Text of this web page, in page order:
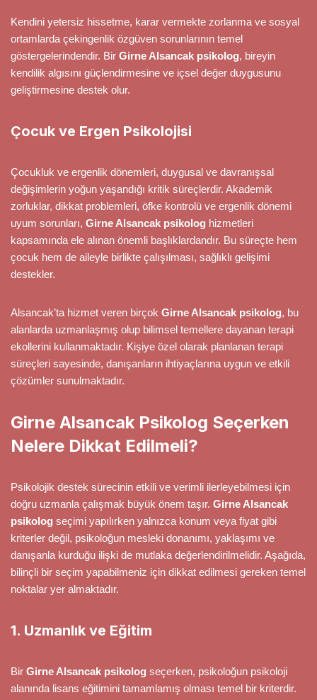
Kendini yetersiz hissetme, karar vermekte zorlanma ve sosyal
ortamlarda çekingenlik özgüven sorunlarının temel
göstergelerindendir. Bir Girne Alsancak psikolog, bireyin
kendilik algısını güçlendirmesine ve içsel değer duygusunu
geliştirmesine destek olur.
Çocuk ve Ergen Psikolojisi
Çocukluk ve ergenlik dönemleri, duygusal ve davranışsal
değişimlerin yoğun yaşandığı kritik süreçlerdir. Akademik
zorluklar, dikkat problemleri, öfke kontrolü ve ergenlik dönemi
uyum sorunları, Girne Alsancak psikolog hizmetleri
kapsamında ele alınan önemli başlıklardandır. Bu süreçte hem
çocuk hem de aileyle birlikte çalışılması, sağlıklı gelişimi
destekler.
Alsancak’ta hizmet veren birçok Girne Alsancak psikolog, bu
alanlarda uzmanlaşmış olup bilimsel temellere dayanan terapi
ekollerini kullanmaktadır. Kişiye özel olarak planlanan terapi
süreçleri sayesinde, danışanların ihtiyaçlarına uygun ve etkili
çözümler sunulmaktadır.
Girne Alsancak Psikolog Seçerken
Nelere Dikkat Edilmeli?
Psikolojik destek sürecinin etkili ve verimli ilerleyebilmesi için
doğru uzmanla çalışmak büyük önem taşır. Girne Alsancak
psikolog seçimi yapılırken yalnızca konum veya fiyat gibi
kriterler değil, psikoloğun mesleki donanımı, yaklaşımı ve
danışanla kurduğu ilişki de mutlaka değerlendirilmelidir. Aşağıda,
bilinçli bir seçim yapabilmeniz için dikkat edilmesi gereken temel
noktalar yer almaktadır.
1. Uzmanlık ve Eğitim
Bir Girne Alsancak psikolog seçerken, psikoloğun psikoloji
alanında lisans eğitimini tamamlamış olması temel bir kriterdir.